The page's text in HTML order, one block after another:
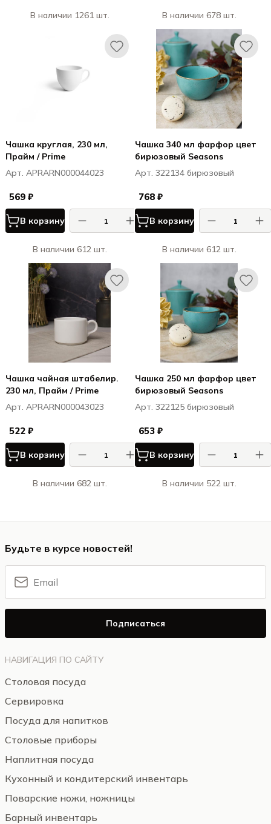
В наличии 1261 шт. В наличии 678 шт.
Чашка круглая, 230 мл,
Прайм / Prime
Арт. APRARN000044023
569 ₽
В корзину
В наличии 612 шт.
Чашка 340 мл фарфор цвет
бирюзовый Seasons
Арт. 322134 бирюзовый
768 ₽
В корзину
В наличии 612 шт.
Чашка чайная штабелир.
230 мл, Прайм / Prime
Арт. APRARN000043023
522 ₽
В корзину
В наличии 682 шт.
Чашка 250 мл фарфор цвет
бирюзовый Seasons
Арт. 322125 бирюзовый
653 ₽
В корзину
В наличии 522 шт.
НАВИГАЦИЯ ПО САЙТУ
Столовая посуда
Сервировка
Посуда для напитков
Столовые приборы
Наплитная посуда
Кухонный и кондитерский инвентарь
Поварские ножи, ножницы
Барный инвентарь
Будьте в курсе новостей!
Подписаться